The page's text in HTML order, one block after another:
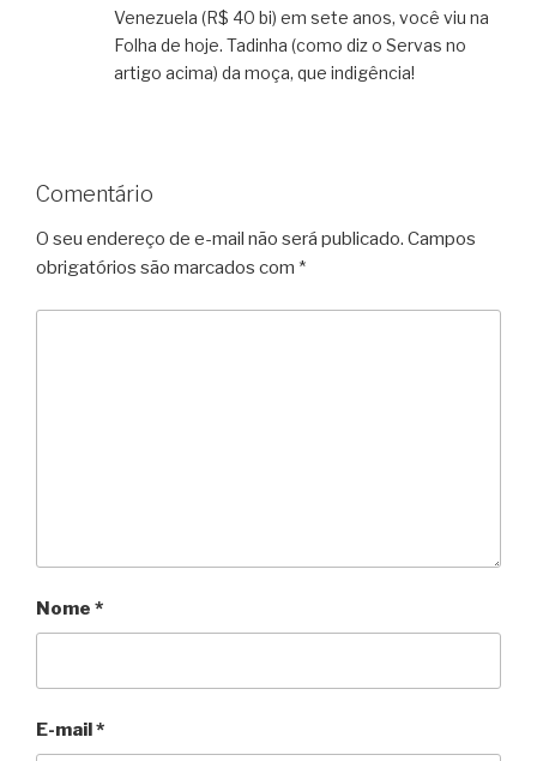
Venezuela (R$ 40 bi) em sete anos, você viu na
Folha de hoje. Tadinha (como diz o Servas no
artigo acima) da moça, que indigência!
Comentário
O seu endereço de e-mail não será publicado. Campos
obrigatórios são marcados com *
Nome *
E-mail*